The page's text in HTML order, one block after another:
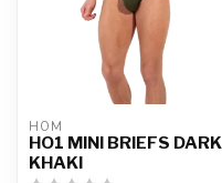
HOM
HO1 MINI BRIEFS DARK
KHAKI